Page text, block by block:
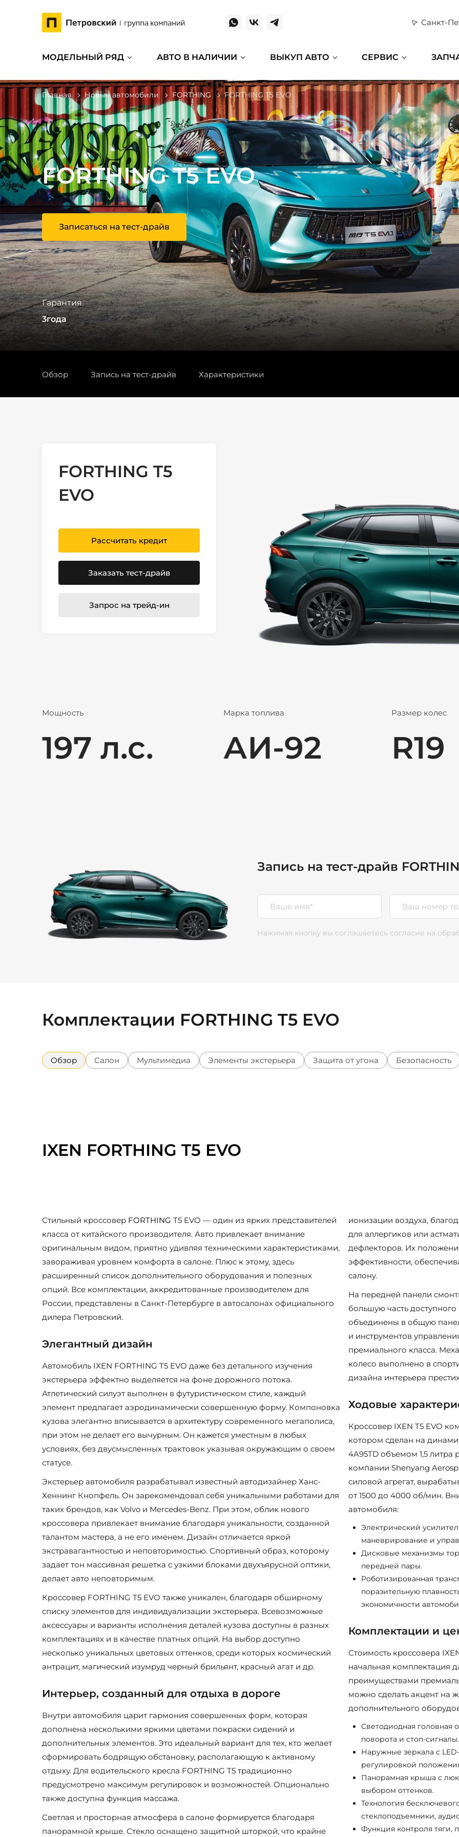
Санкт-
МОДЕЛЬНЫЙ РЯД АВТО В НАЛИЧИИ ВЫКУП АВТО СЕРВИС
Главная Новые автомобили FORTHING FORTHING T5 EVO
FORTHING T5 EVO
Записаться на тест-драйв
Гарантия
3года
Обзор Запись на тест-драйв Характеристики
FORTHING T5
EVO
Рассчитать кредит
Заказать тест-драйв
Запрос на трейд-ин
Мощность
197 л.с.
Марка топлива
АИ-92
Размер колес
R19
Запись на тест-драйв
Нажимая кнопку вы соглашаетесь согласие на
Комплектации FORTHING T5 EVO
Обзор Салон Мультимедиа Элементы экстерьера Защита от угона Безопасность
IXEN FORTHING T5 EVO
Стильный кроссовер FORTHING T5 EVO — один из ярких представителей
класса от китайского производителя. Авто привлекает внимание
оригинальным видом, приятно удивляя техническими характеристиками,
завораживая уровнем комфорта в салоне. Плюс к этому, здесь
расширенный список дополнительного оборудования и полезных
опций. Все комплектации, аккредитованные производителем для
России, представлены в Санкт-Петербурге в автосалонах официального
дилера Петровский.
Элегантный дизайн
Автомобиль IXEN FORTHING T5 EVO даже без детального изучения
экстерьера эффектно выделяется на фоне дорожного потока.
Атлетический силуэт выполнен в футуристическом стиле, каждый
элемент предлагает аэродинамически совершенную форму. Компоновка
кузова элегантно вписывается в архитектуру современного мегаполиса,
при этом не делает его вычурным. Он кажется уместным в любых
условиях, без двусмысленных трактовок указывая окружающим о своем
статусе.
Экстерьер автомобиля разрабатывал известный автодизайнер Ханс-
Хеннинг Кнопфель. Он зарекомендовал себя уникальными работами для
таких брендов, как Volvo и Mercedes-Benz. При этом, облик нового
кроссовера привлекает внимание благодаря уникальности, созданной
талантом мастера, а не его именем. Дизайн отличается яркой
экстравагантностью и неповторимостью. Спортивный образ, которому
задает тон массивная решетка с узкими блоками двухъярусной оптики,
делает авто неповторимым.
Кроссовер FORTHING T5 EVO также уникален, благодаря обширному
списку элементов для индивидуализации экстерьера. Всевозможные
аксессуары и варианты исполнения деталей кузова доступны в разных
комплектациях и в качестве платных опций. На выбор доступно
несколько уникальных цветовых оттенков, среди которых космический
антрацит, магический изумруд черный брильянт, красный агат и др.
Интерьер, созданный для отдыха в дороге
Внутри автомобиля царит гармония совершенных форм, которая
дополнена несколькими яркими цветами покраски сидений и
дополнительных элементов. Это идеальный вариант для тех, кто желает
сформировать бодрящую обстановку, располагающую к активному
отдыху. Для водительского кресла FORTHING T5 традиционно
предусмотрено максимум регулировок и возможностей. Опционально
также доступна функция массажа.
Светлая и просторная атмосфера в салоне формируется благодаря
панорамной крыше. Стекло оснащено защитной шторкой, что крайне
ионизации воздуха,
для аллергиков или
дефлекторов. Их
эффективности,
салону.
На передней панели
большую часть
объединены в общую
и инструментов
премиального класса.
колесо выполнено в
дизайна интерьера
Ходовые
Кроссовер IXEN T5 EVO
котором сделан на
4A95TD объемом 1,5
компании Shenyang
силовой агрегат,
от 1500 до 4000 об/мин.
автомобиля:
Электрический
маневрирование и
Дисковые механизмы
передней пары.
Роботизированная
поразительную
экономичности
Комплектации и
Стоимость кроссовера
начальная комплектация
преимуществами
можно сделать акцент на
дополнительного
Светодиодная головная
поворота и стоп-сигналы.
Наружные зеркала с
регулировкой
Панорамная крыша с
выбором оттенков.
Технология
стеклоподъемники,
Функция контроля тяги,